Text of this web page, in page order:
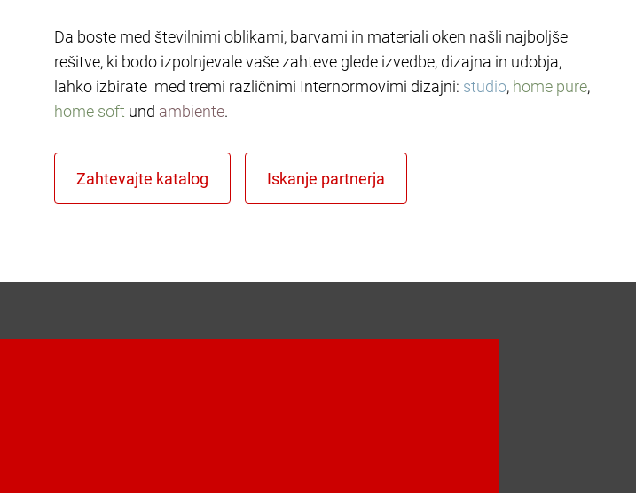
Da boste med številnimi oblikami, barvami in materiali oken našli najboljše
rešitve, ki bodo izpolnjevale vaše zahteve glede izvedbe, dizajna in udobja,
lahko izbirate med tremi različnimi Internormovimi dizajni: studio, home pure,
home soft und ambiente.